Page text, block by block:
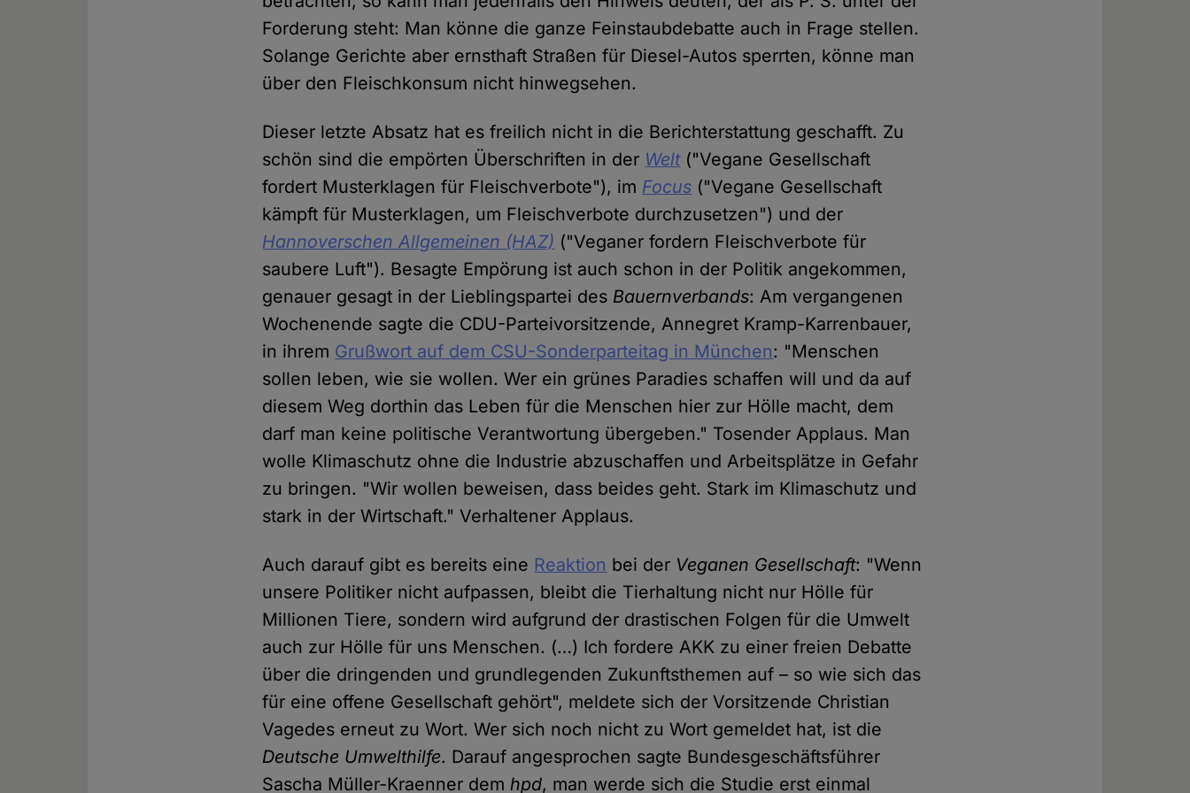
Forderung steht: Man könne die ganze Feinstaubdebatte auch in Frage stellen.
Solange Gerichte aber ernsthaft Straßen für Diesel-Autos sperrten, könne man
über den Fleischkonsum nicht hinwegsehen.
Dieser letzte Absatz hat es freilich nicht in die Berichterstattung geschafft. Zu
schön sind die empörten Überschriften in der Welt("Vegane Gesellschaft
fordert Musterklagen für Fleischverbote"), im Focus ("Vegane Gesellschaft
kämpft für Musterklagen, um Fleischverbote durchzusetzen") und der
Hannoverschen Allgemeinen (HAZ) ("Veganer fordern Fleischverbote für
saubere Luft"). Besagte Empörung ist auch schon in der Politik angekommen,
genauer gesagt in der Lieblingspartei des Bauernverbands: Am vergangenen
Wochenende sagte die CDU-Parteivorsitzende, Annegret Kramp-Karrenbauer,
in ihrem Grußwort auf dem CSU-Sonderparteitag in München: "Menschen
sollen leben, wie sie wollen. Wer ein grünes Paradies schaffen will und da auf
diesem Weg dorthin das Leben für die Menschen hier zur Hölle macht, dem
darf man keine politische Verantwortung übergeben." Tosender Applaus. Man
wolle Klimaschutz ohne die Industrie abzuschaffen und Arbeitsplätze in Gefahr
zu bringen. "Wir wollen beweisen, dass beides geht. Stark im Klimaschutz und
stark in der Wirtschaft." Verhaltener Applaus.
Auch darauf gibt es bereits eine Reaktion bei der Veganen Gesellschaft: "Wenn
unsere Politiker nicht aufpassen, bleibt die Tierhaltung nicht nur Hölle für
Millionen Tiere, sondern wird aufgrund der drastischen Folgen für die Umwelt
auch zur Hölle für uns Menschen. (…) Ich fordere AKK zu einer freien Debatte
über die dringenden und grundlegenden Zukunftsthemen auf – so wie sich das
für eine offene Gesellschaft gehört", meldete sich der Vorsitzende Christian
Vagedes erneut zu Wort. Wer sich noch nicht zu Wort gemeldet hat, ist die
Deutsche Umwelthilfe. Darauf angesprochen sagte Bundesgeschäftsführer
Sascha Müller-Kraenner demhpd, man werde sich die Studie erst einmal